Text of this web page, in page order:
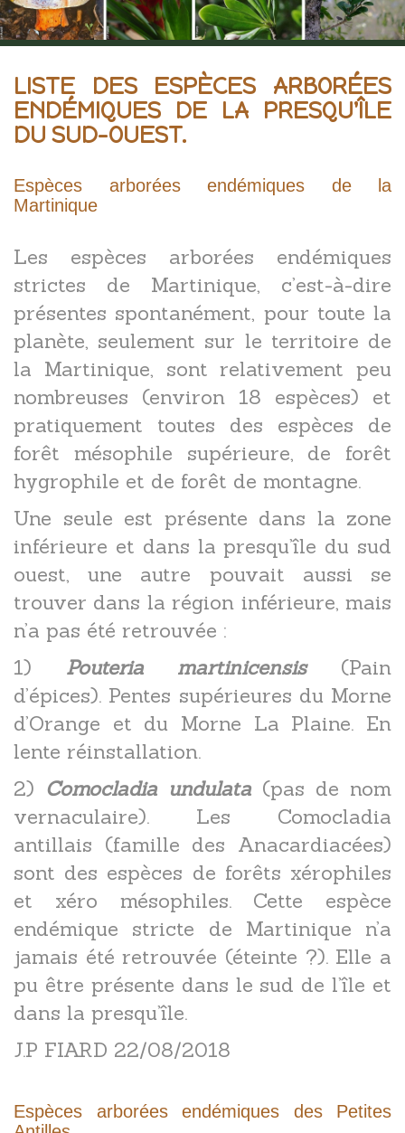
LISTE DES ESPÈCES ARBORÉES
ENDÉMIQUES DE LA PRESQU'ÎLE
DU SUD-OUEST.
Espèces arborées endémiques de la
Martinique
Les espèces arborées endémiques
strictes de Martinique, c’est-à-dire
présentes spontanément, pour toute la
planète, seulement sur le territoire de
la Martinique, sont relativement peu
nombreuses (environ 18 espèces) et
pratiquement toutes des espèces de
forêt mésophile supérieure, de forêt
hygrophile et de forêt de montagne.
Une seule est présente dans la zone
inférieure et dans la presqu’île du sud
ouest, une autre pouvait aussi se
trouver dans la région inférieure, mais
n’a pas été retrouvée :
1) Pouteria martinicensis(Pain
d’épices). Pentes supérieures du Morne
d’Orange et du Morne La Plaine. En
lente réinstallation.
2) Comocladia undulata (pas de nom
vernaculaire). Les Comocladia
antillais (famille des Anacardiacées)
sont des espèces de forêts xérophiles
et xéro mésophiles. Cette espèce
endémique stricte de Martinique n’a
jamais été retrouvée (éteinte ?). Elle a
pu être présente dans le sud de l’île et
dans la presqu’île.
J.P FIARD 22/08/2018
Espèces arborées endémiques des Petites